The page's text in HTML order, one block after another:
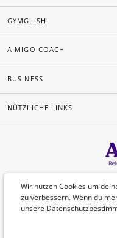
Wir nutzen Cookies um
zu verbessern. Wenn du
unsere
GYMGLISH
AIMIGO COACH
BUSINESS
NÜTZLICHE LINKS